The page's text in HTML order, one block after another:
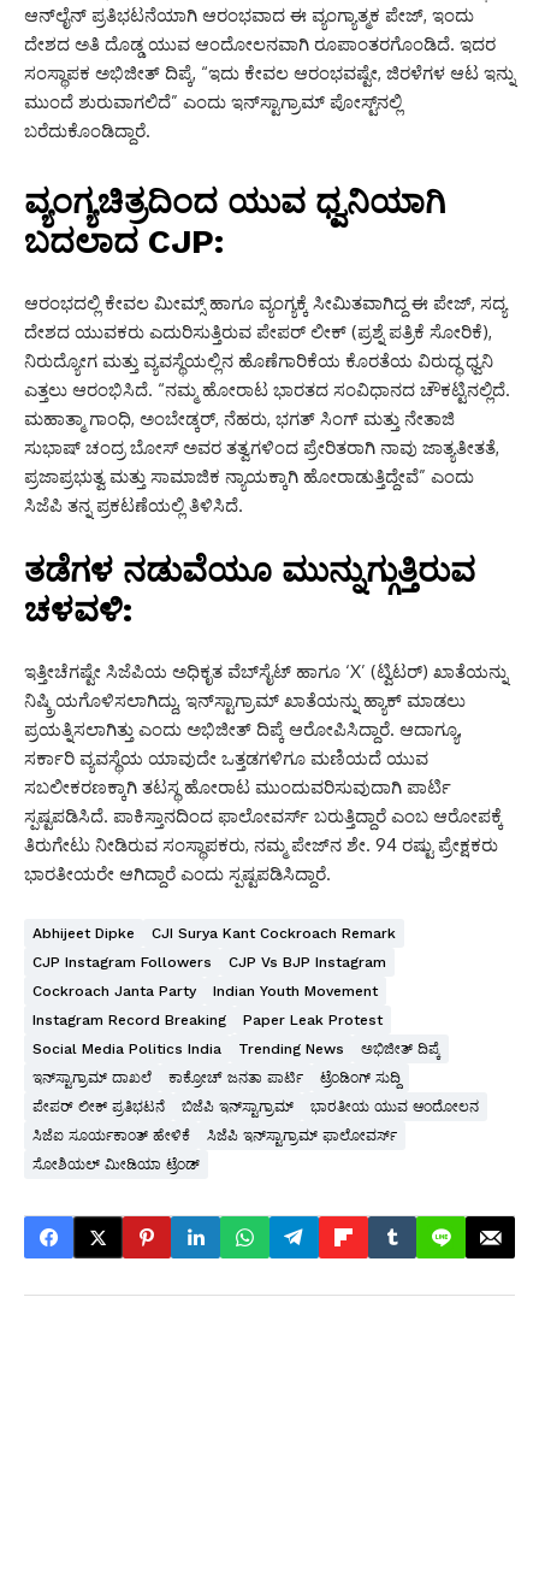
ಆನ್‌ಲೈನ್ ಪ್ರತಿಭಟನೆಯಾಗಿ ಆರಂಭವಾದ ಈ ವ್ಯಂಗ್ಯಾತ್ಮಕ ಪೇಜ್, ಇಂದು
ದೇಶದ ಅತಿ ದೊಡ್ಡ ಯುವ ಆಂದೋಲನವಾಗಿ ರೂಪಾಂತರಗೊಂಡಿದೆ. ಇದರ
ಸಂಸ್ಥಾಪಕ ಅಭಿಜೀತ್ ದಿಪ್ಕೆ, “ಇದು ಕೇವಲ ಆರಂಭವಷ್ಟೇ, ಜಿರಳೆಗಳ ಆಟ ಇನ್ನು
ಮುಂದೆ ಶುರುವಾಗಲಿದೆ” ಎಂದು ಇನ್‌ಸ್ಟಾಗ್ರಾಮ್ ಪೋಸ್ಟ್‌ನಲ್ಲಿ
ಬರೆದುಕೊಂಡಿದ್ದಾರೆ.
ವ್ಯಂಗ್ಯಚಿತ್ರದಿಂದ ಯುವ ಧ್ವನಿಯಾಗಿ
ಬದಲಾದ CJP:
ಆರಂಭದಲ್ಲಿ ಕೇವಲ ಮೀಮ್ಸ್ ಹಾಗೂ ವ್ಯಂಗ್ಯಕ್ಕೆ ಸೀಮಿತವಾಗಿದ್ದ ಈ ಪೇಜ್, ಸದ್ಯ
ದೇಶದ ಯುವಕರು ಎದುರಿಸುತ್ತಿರುವ ಪೇಪರ್ ಲೀಕ್ (ಪ್ರಶ್ನೆ ಪತ್ರಿಕೆ ಸೋರಿಕೆ),
ನಿರುದ್ಯೋಗ ಮತ್ತು ವ್ಯವಸ್ಥೆಯಲ್ಲಿನ ಹೊಣೆಗಾರಿಕೆಯ ಕೊರತೆಯ ವಿರುದ್ಧ ಧ್ವನಿ
ಎತ್ತಲು ಆರಂಭಿಸಿದೆ. “ನಮ್ಮ ಹೋರಾಟ ಭಾರತದ ಸಂವಿಧಾನದ ಚೌಕಟ್ಟಿನಲ್ಲಿದೆ.
ಮಹಾತ್ಮಾ ಗಾಂಧಿ, ಅಂಬೇಡ್ಕರ್, ನೆಹರು, ಭಗತ್ ಸಿಂಗ್ ಮತ್ತು ನೇತಾಜಿ
ಸುಭಾಷ್ ಚಂದ್ರ ಬೋಸ್ ಅವರ ತತ್ವಗಳಿಂದ ಪ್ರೇರಿತರಾಗಿ ನಾವು ಜಾತ್ಯತೀತತೆ,
ಪ್ರಜಾಪ್ರಭುತ್ವ ಮತ್ತು ಸಾಮಾಜಿಕ ನ್ಯಾಯಕ್ಕಾಗಿ ಹೋರಾಡುತ್ತಿದ್ದೇವೆ” ಎಂದು
ಸಿಜೆಪಿ ತನ್ನ ಪ್ರಕಟಣೆಯಲ್ಲಿ ತಿಳಿಸಿದೆ.
ತಡೆಗಳ ನಡುವೆಯೂ ಮುನ್ನುಗ್ಗುತ್ತಿರುವ
ಚಳವಳಿ:
ಇತ್ತೀಚೆಗಷ್ಟೇ ಸಿಜೆಪಿಯ ಅಧಿಕೃತ ವೆಬ್‌ಸೈಟ್ ಹಾಗೂ ‘X’ (ಟ್ವಿಟರ್) ಖಾತೆಯನ್ನು
ನಿಷ್ಕ್ರಿಯಗೊಳಿಸಲಾಗಿದ್ದು, ಇನ್‌ಸ್ಟಾಗ್ರಾಮ್ ಖಾತೆಯನ್ನು ಹ್ಯಾಕ್ ಮಾಡಲು
ಪ್ರಯತ್ನಿಸಲಾಗಿತ್ತು ಎಂದು ಅಭಿಜೀತ್ ದಿಪ್ಕೆ ಆರೋಪಿಸಿದ್ದಾರೆ. ಆದಾಗ್ಯೂ,
ಸರ್ಕಾರಿ ವ್ಯವಸ್ಥೆಯ ಯಾವುದೇ ಒತ್ತಡಗಳಿಗೂ ಮಣಿಯದೆ ಯುವ
ಸಬಲೀಕರಣಕ್ಕಾಗಿ ತಟಸ್ಥ ಹೋರಾಟ ಮುಂದುವರಿಸುವುದಾಗಿ ಪಾರ್ಟಿ
ಸ್ಪಷ್ಟಪಡಿಸಿದೆ. ಪಾಕಿಸ್ತಾನದಿಂದ ಫಾಲೋವರ್ಸ್ ಬರುತ್ತಿದ್ದಾರೆ ಎಂಬ ಆರೋಪಕ್ಕೆ
ತಿರುಗೇಟು ನೀಡಿರುವ ಸಂಸ್ಥಾಪಕರು, ನಮ್ಮ ಪೇಜ್‌ನ ಶೇ. 94 ರಷ್ಟು ಪ್ರೇಕ್ಷಕರು
ಭಾರತೀಯರೇ ಆಗಿದ್ದಾರೆ ಎಂದು ಸ್ಪಷ್ಟಪಡಿಸಿದ್ದಾರೆ.
Abhijeet Dipke
CJI Surya Kant Cockroach Remark
CJP Instagram Followers
CJP Vs BJP Instagram
Cockroach Janta Party
Indian Youth Movement
Instagram Record Breaking
Paper Leak Protest
Social Media Politics India
Trending News
ಅಭಿಜೀತ್ ದಿಪ್ಕೆ
ಇನ್‌ಸ್ಟಾಗ್ರಾಮ್ ದಾಖಲೆ
ಕಾಕ್ರೋಚ್ ಜನತಾ ಪಾರ್ಟಿ
ಟ್ರೆಂಡಿಂಗ್ ಸುದ್ದಿ
ಪೇಪರ್ ಲೀಕ್ ಪ್ರತಿಭಟನೆ
ಬಿಜೆಪಿ ಇನ್‌ಸ್ಟಾಗ್ರಾಮ್
ಭಾರತೀಯ ಯುವ ಆಂದೋಲನ
ಸಿಜೆಐ ಸೂರ್ಯಕಾಂತ್ ಹೇಳಿಕೆ
ಸಿಜೆಪಿ ಇನ್‌ಸ್ಟಾಗ್ರಾಮ್ ಫಾಲೋವರ್ಸ್
ಸೋಶಿಯಲ್ ಮೀಡಿಯಾ ಟ್ರೆಂಡ್